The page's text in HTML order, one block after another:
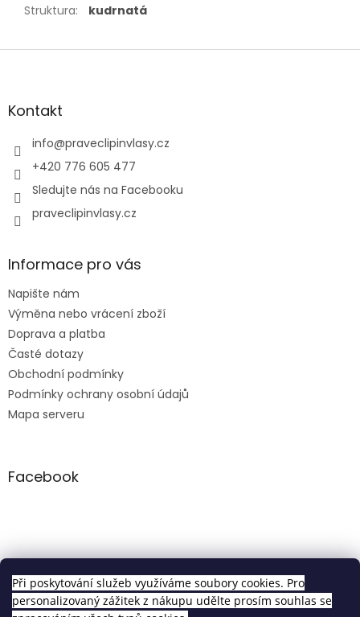
Při poskytování služeb využíváme soubory cookies. Pro
personalizovaný zážitek z nákupu udělte prosím souhlas se
Struktura: kudrnatá
Z
aKontakt
info@praveclipinvlasy.cz
+420 776 605 477
Sledujte nás na Facebooku
praveclipinvlasy.cz
Informace pro vás
Napište nám
Výměna nebo vrácení zboží
Doprava a platba
Časté dotazy
Obchodní podmínky
Podmínky ochrany osobní údajů
Mapa serveru
Facebook
Clip in sety